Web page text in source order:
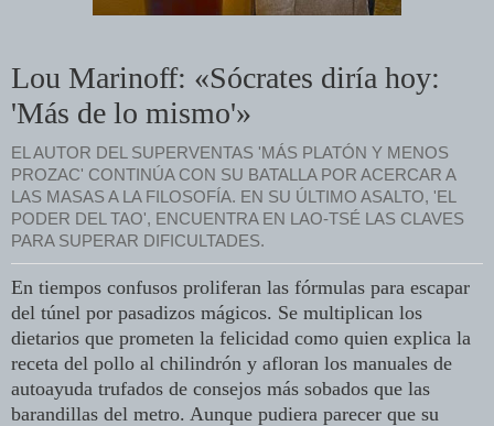
Lou Marinoff: «Sócrates diría hoy:
'Más de lo mismo'»
EL AUTOR DEL SUPERVENTAS 'MÁS PLATÓN Y MENOS
PROZAC' CONTINÚA CON SU BATALLA POR ACERCAR A
LAS MASAS A LA FILOSOFÍA. EN SU ÚLTIMO ASALTO, 'EL
PODER DEL TAO', ENCUENTRA EN LAO-TSÉ LAS CLAVES
PARA SUPERAR DIFICULTADES.
En tiempos confusos proliferan las fórmulas para escapar
del túnel por pasadizos mágicos. Se multiplican los
dietarios que prometen la felicidad como quien explica la
receta del pollo al chilindrón y afloran los manuales de
autoayuda trufados de consejos más sobados que las
barandillas del metro. Aunque pudiera parecer que su